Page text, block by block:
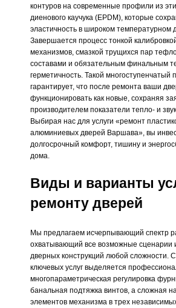
контуров на современные профили из
диенового каучука (EPDM), которые
эластичность в широком температурном
Завершается процесс тонкой
механизмов, смазкой трущихся пар
составами и обязательным финальным
герметичность. Такой многоступенчатый
гарантирует, что после ремонта ваши
функционировать как новые, сохраняя
производителем показатели тепло- и
Выбирая нас для услуги «ремонт
алюминиевых дверей Варшава», вы
долгосрочный комфорт, тишину и
дома.
Виды и варианты
ремонту дверей
Мы предлагаем исчерпывающий спектр
охватывающий все возможные сценарии
дверных конструкций любой сложности.
ключевых услуг выделяется
многопараметрическая регулировка
банальная подтяжка винтов, а сложная
элементов механизма в трех